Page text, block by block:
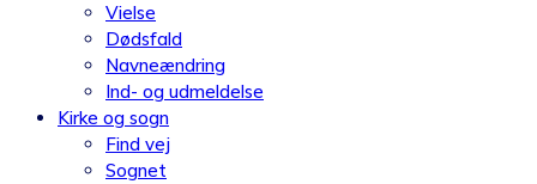
Vielse
Dødsfald
Navneændring
Ind- og udmeldelse
Kirke og sogn
Find vej
Sognet